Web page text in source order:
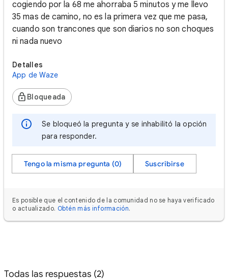
cogiendo por la 68 me ahorraba 5 minutos y me llevo
35 mas de camino, no es la primera vez que me pasa,
cuando son trancones que son diarios no son choques
ni nada nuevo
Detalles
App de Waze
Bloqueada
Se bloqueó la pregunta y se inhabilitó la opción
para responder.
Tengo la misma pregunta (0) Suscribirse
Es posible que el contenido de la comunidad no se haya verificado
o actualizado. Obtén más información.
Todas las respuestas (2)